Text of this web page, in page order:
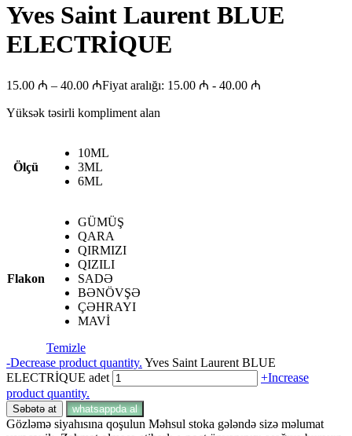
Yves Saint Laurent BLUE
ELECTRİQUE
15.00 ₼ – 40.00 ₼Fiyat aralığı: 15.00 ₼ - 40.00 ₼
Yüksək təsirli kompliment alan
Ölçü
10ML
3ML
6ML
Flakon
GÜMÜŞ
QARA
QIRMIZI
QIZILI
SADƏ
BƏNÖVŞƏ
ÇƏHRAYI
MAVİ
Temizle
-Decrease product quantity. Yves Saint Laurent BLUE
ELECTRİQUE adet
+Increase
product quantity.
Səbətə at whatsappda al
Gözləmə siyahısına qoşulun Məhsul stoka gələndə sizə məlumat